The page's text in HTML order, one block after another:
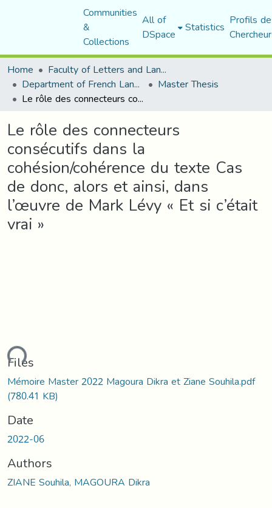
Communities
&
Collections
All of
DSpace Statistics Profils
Home
Faculty of Letters and Languages
Department of French Language and Literature Master Thesis
Le rôle des connecteurs consécutifs dans la cohésion/cohérence du texte Cas de donc, alors et ainsi, dans l’œuvre de Mark Lévy « Et si c’était vrai »
Le rôle des connecteurs
consécutifs dans la
cohésion/cohérence du texte Cas
de donc, alors et ainsi, dans
l’œuvre de Mark Lévy « Et si c’était
vrai »
Files
Mémoire Master 2022 Magoura Dikra et Ziane Souhila.pdf
(780.41 KB)
Date
2022-06
Authors
ZIANE Souhila, MAGOURA Dikra